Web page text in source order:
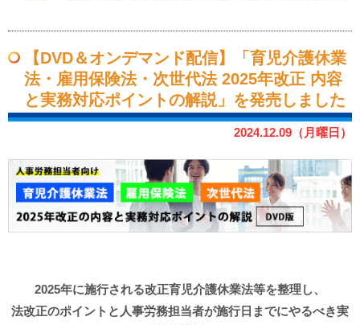
【DVD＆オンデマンド配信】「育児介護休業
法・雇用保険法・次世代法 2025年改正 内容
と実務対応ポイントの解説」を発売しました
2024.12.09（月曜日）
2025年に施行される改正育児介護休業法等を整理し、
法改正のポイントと人事労務担当者が施行日までにやるべき実